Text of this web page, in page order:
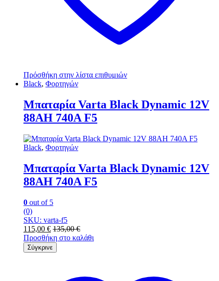
Πρόσθήκη στην λίστα επιθυμιών
Black, Φορτηγών
Mπαταρία Varta Black Dynamic 12V
88AH 740Α F5
Black, Φορτηγών
Mπαταρία Varta Black Dynamic 12V
88AH 740Α F5
0 out of 5
(0)
SKU: varta-f5
115,00 € 135,00€
Προσθήκη στο καλάθι
Σύγκρινε